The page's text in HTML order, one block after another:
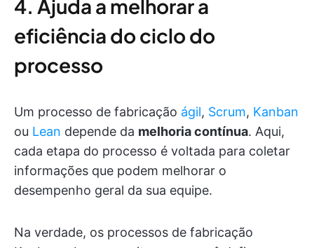
4. Ajuda a melhorar a
eficiência do ciclo do
processo
Um processo de fabricação ágil, Scrum, Kanban
ou Lean depende da melhoria contínua. Aqui,
cada etapa do processo é voltada para coletar
informações que podem melhorar o
desempenho geral da sua equipe.
Na verdade, os processos de fabricação